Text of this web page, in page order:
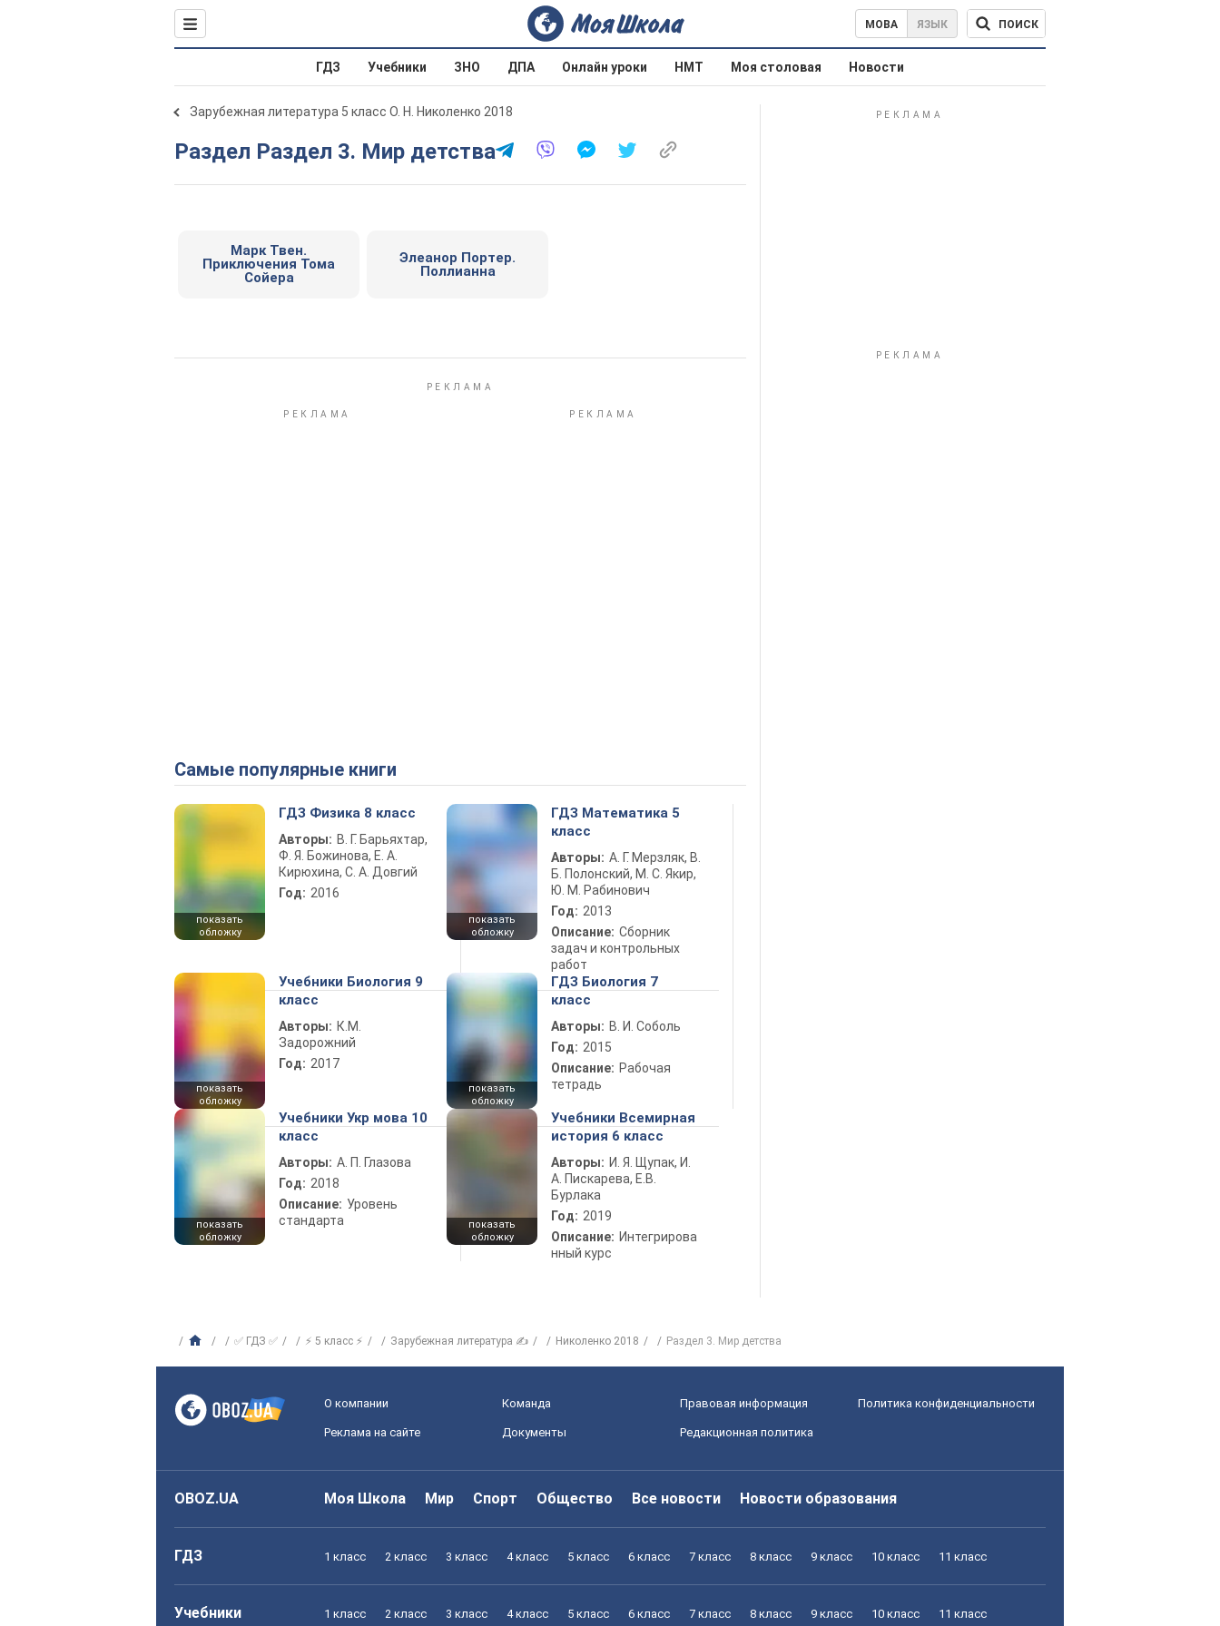
МОВА ЯЗЫК ПОИСК
ГДЗ Учебники ЗНО ДПА Онлайн уроки НМТ Моя столовая Новости
Зарубежная литература 5 класс О. Н. Николенко 2018
Раздел Раздел 3. Мир детства
Марк Твен.
Приключения Тома
Сойера
Элеанор Портер.
Поллианна
Самые популярные книги
показать
обложку
ГДЗ Физика 8 класс
Авторы: В. Г. Барьяхтар,
Ф. Я. Божинова, Е. А.
Кирюхина, С. А. Довгий
Год: 2016
показать
обложку
ГДЗ Математика 5
класс
Авторы: А. Г. Мерзляк, В.
Б. Полонский, М. С. Якир,
Ю. М. Рабинович
Год: 2013
Описание: Сборник
задач и контрольных
работ
показать
обложку
Учебники Биология 9
класс
Авторы: К.М.
Задорожний
Год: 2017
показать
обложку
ГДЗ Биология 7
класс
Авторы: В. И. Соболь
Год: 2015
Описание: Рабочая
тетрадь
показать
обложку
Учебники Укр мова 10
класс
Авторы: А. П. Глазова
Год: 2018
Описание: Уровень
стандарта
показать
обложку
Учебники Всемирная
история 6 класс
Авторы: И. Я. Щупак, И.
А. Пискарева, Е.В.
Бурлака
Год: 2019
Описание: Интегрирова
нный курс
✅ ГДЗ ✅ ⚡ 5 класс ⚡ Зарубежная литература ✍ Николенко 2018 Раздел 3. Мир детства
О компании Команда Правовая информация Политика конфиденциальности
Реклама на сайте Документы Редакционная политика
OBOZ.UA Моя Школа Мир Спорт Общество Все новости Новости образования
ГДЗ 1 класс 2 класс 3 класс 4 класс 5 класс 6 класс 7 класс 8 класс 9 класс 10 класс 11 класс
Учебники 1 класс 2 класс 3 класс 4 класс 5 класс 6 класс 7 класс 8 класс 9 класс 10 класс 11 класс